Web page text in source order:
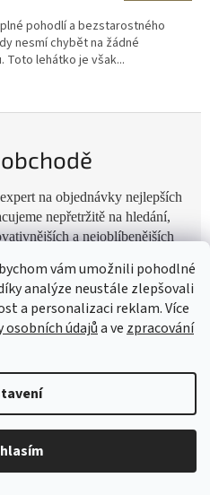
vám umožnili pohodlné
analýze neustále zlepšovali
a personalizaci reklam. Více
osobních údajůa ve zpracování
pohodlí a bezstarostného
nesmí chybět na žádné
Toto lehátko je však...
na objednávky nejlepších
nepřetržitě na hledání,
a nejoblíbenějších
a jiné.
různý sortiment jako hračky
gadgets, zahradní nábytek a
máte zaručeno, že budete mít
místě. Nakupování dárků
jednodušší.